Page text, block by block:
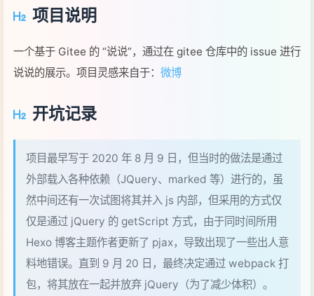
项目说明
一个基于 Gitee 的 “说说”，通过在 gitee 仓库中的 issue 进行
说说的展示。项目灵感来自于： 微博
开坑记录
项目最早写于 2020 年 8 月 9 日，但当时的做法是通过
外部载入各种依赖（JQuery、marked 等）进行的，虽
然中间还有一次试图将其并入 js 内部，但采用的方式仅
仅是通过 jQuery 的 getScript 方式，由于同时间所用
Hexo 博客主题作者更新了 pjax，导致出现了一些出人意
料地错误。直到 9 月 20 日，最终决定通过 webpack 打
包，将其放在一起并放弃 jQuery（为了减少体积）。